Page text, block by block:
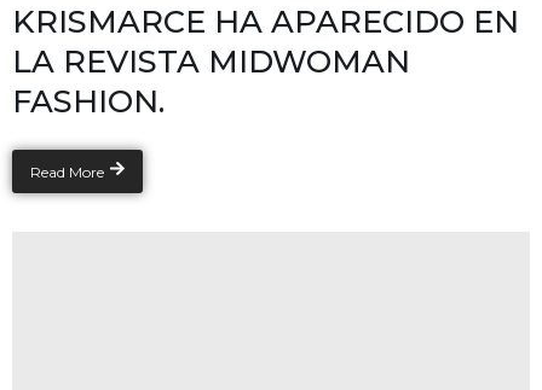
KRISMARCE HA APARECIDO EN
LA REVISTA MIDWOMAN
FASHION.
Read More